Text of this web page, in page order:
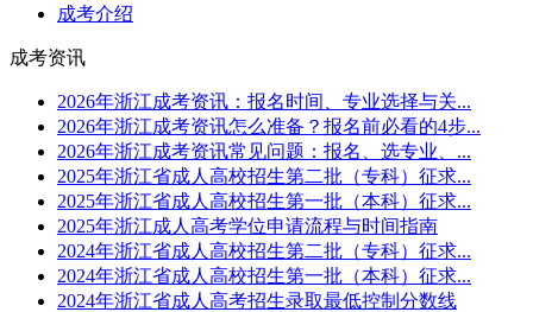
成考介绍
成考资讯
2026年浙江成考资讯：报名时间、专业选择与关...
2026年浙江成考资讯怎么准备？报名前必看的4步...
2026年浙江成考资讯常见问题：报名、选专业、...
2025年浙江省成人高校招生第二批（专科）征求...
2025年浙江省成人高校招生第一批（本科）征求...
2025年浙江成人高考学位申请流程与时间指南
2024年浙江省成人高校招生第二批（专科）征求...
2024年浙江省成人高校招生第一批（本科）征求...
2024年浙江省成人高考招生录取最低控制分数线